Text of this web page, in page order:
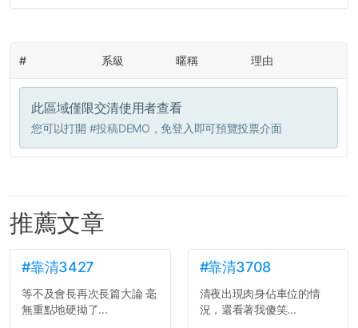
# 系級 暱稱 理由
此區域僅限交清使用者查看
您可以打開 #投稿DEMO ，免登入即可預覽投票介面
推薦文章
#靠清3427
等不及會長再次長篇大論 毫
無重點地硬拗了...
#靠清3708
清夜出現肉身佔車位的情
況，還看著我傻笑...